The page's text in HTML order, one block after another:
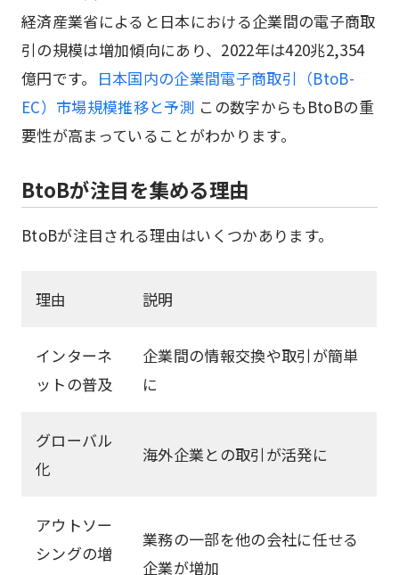
経済産業省によると日本における企業間の電子商取
引の規模は増加傾向にあり、2022年は420兆2,354
億円です。 日本国内の企業間電子商取引（BtoB-
EC）市場規模推移と予測 この数字からもBtoBの重
要性が高まっていることがわかります。
BtoBが注目を集める理由
BtoBが注目される理由はいくつかあります。
理由 説明
インターネ
ットの普及
企業間の情報交換や取引が簡単
に
グローバル
化
海外企業との取引が活発に
アウトソー
シングの増
業務の一部を他の会社に任せる
企業が増加